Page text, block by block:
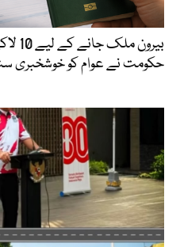
حکومت نے عوام کو خوشخبری